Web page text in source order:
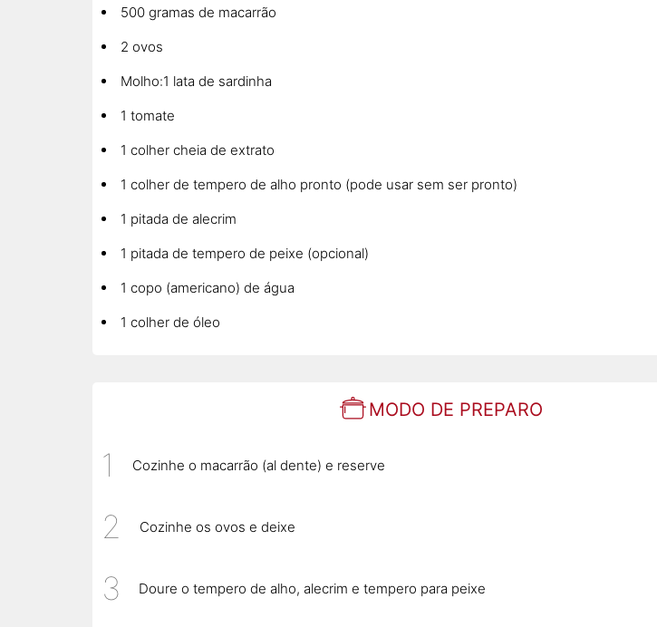
500 gramas de macarrão
2 ovos
Molho:1 lata de sardinha
1 tomate
1 colher cheia de extrato
1 colher de tempero de alho pronto (pode usar sem ser pronto)
1 pitada de alecrim
1 pitada de tempero de peixe (opcional)
1 copo (americano) de água
1 colher de óleo
MODO DE PREPARO
Cozinhe o macarrão (al dente) e reserve
Cozinhe os ovos e deixe
Doure o tempero de alho, alecrim e tempero para peixe